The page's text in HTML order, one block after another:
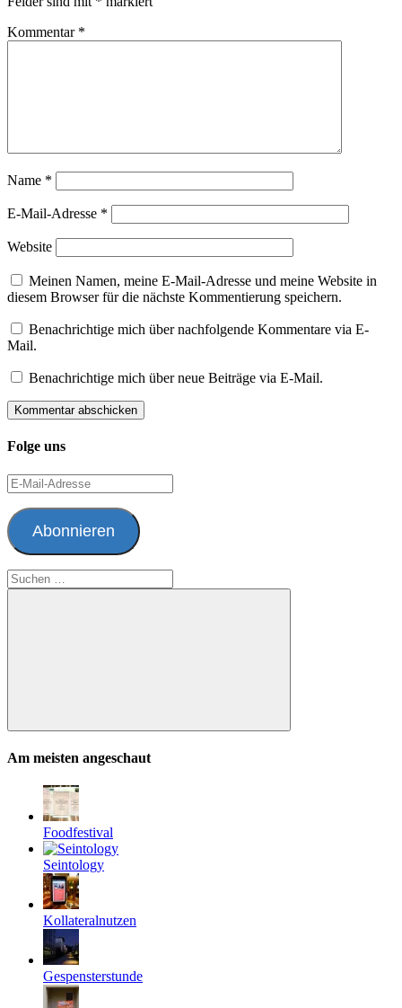
Kommentar *
Name *
E-Mail-Adresse *
Website
Meinen Namen, meine E-Mail-Adresse und meine Website in
diesem Browser für die nächste Kommentierung speichern.
Benachrichtige mich über nachfolgende Kommentare via E-
Mail.
Benachrichtige mich über neue Beiträge via E-Mail.
Folge uns
E-
Mail-
Adresse
Abonnieren
Suchen
nach:
Suchen
Am meisten angeschaut
Foodfestival
Seintology
Kollateralnutzen
Gespensterstunde